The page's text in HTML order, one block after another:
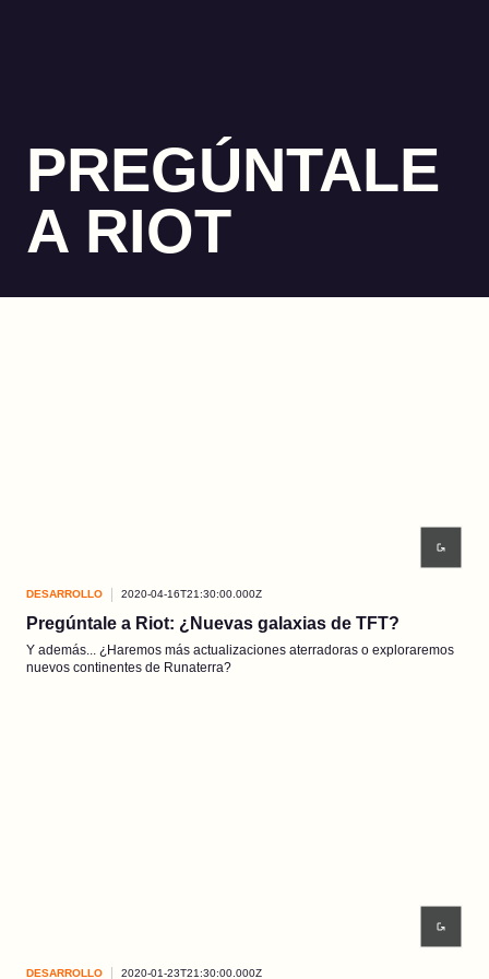
PREGÚNTALE
A RIOT
DESARROLLO 2020-04-16T21:30:00.000Z
Pregúntale a Riot: ¿Nuevas galaxias de TFT?
Y además... ¿Haremos más actualizaciones aterradoras o exploraremos
nuevos continentes de Runaterra?
DESARROLLO 2020-01-23T21:30:00.000Z